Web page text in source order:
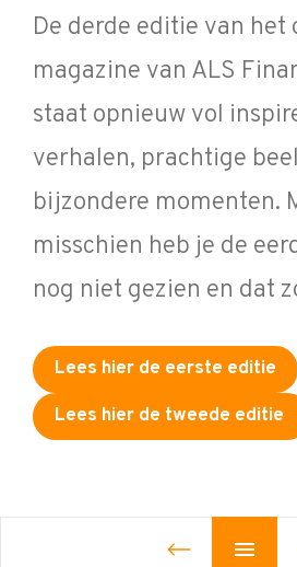
De derde editie van het
magazine van ALS
staat opnieuw vol
verhalen, prachtige
bijzondere momenten.
misschien heb je de
nog niet gezien en dat
Lees hier de eerste editie
Lees hier de tweede editie